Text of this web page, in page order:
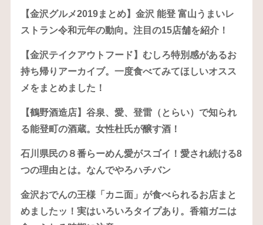
【金沢グルメ2019まとめ】金沢 能登 富山うまいレ
ストラン令和元年の動向。注目の15店舗を紹介！
【金沢テイクアウトフード】むしろ特別感があるお
持ち帰りアーカイブ。一度食べてみてほしいオスス
メをまとめました！
【鶴野酒造店】谷泉、愛、登雷（とらい）で知られ
る能登町の酒蔵。女性杜氏が醸す酒！
石川県民の８番らーめん愛がスゴイ！愛され続ける8
つの理由とは。なんでやろハチバン
金沢おでんの王様「カニ面」が食べられるお店まと
めましたッ！実はいろいろタイプあり。香箱ガニは